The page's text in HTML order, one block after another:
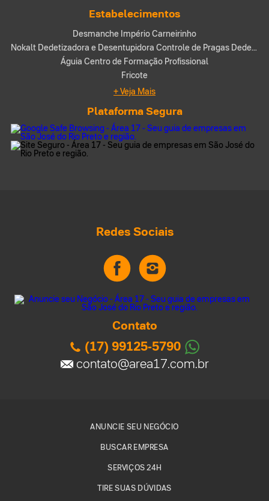
Estabelecimentos
Desmanche Império Carneirinho
Nokalt Dedetizadora e Desentupidora Controle de Pragas Dedetização Rio Preto
Águia Centro de Formação Profissional
Fricote
+ Veja Mais
Plataforma Segura
Redes Sociais
Contato
(17) 99125-5790
contato@area17.com.br
ANUNCIE SEU NEGÓCIO
BUSCAR EMPRESA
SERVIÇOS 24H
TIRE SUAS DÚVIDAS